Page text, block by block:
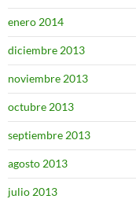
enero 2014
diciembre 2013
noviembre 2013
octubre 2013
septiembre 2013
agosto 2013
julio 2013